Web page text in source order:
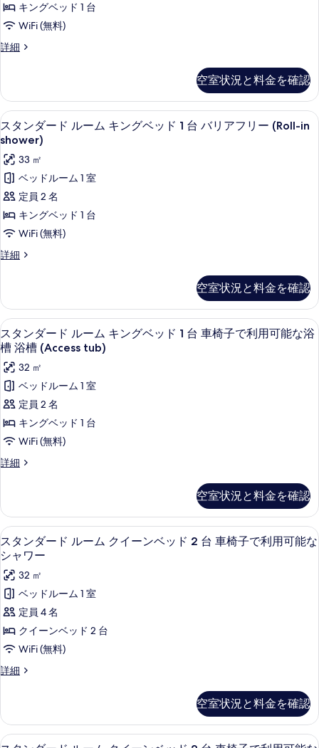
す
る
シ
テ
ィ
ー
の
す
べ
て
の
写
真
を
表
す
る
ッ
ド
台
ビ
ュ
ー
の
詳
細
ベ
ッ
ド
ー
ム
の
す
べ
て
の
写
真
を
す
る
キングベッド 1 台
WiFi (無料)
詳細
ス
1
ベ
ッ
ド
ー
ム
の
詳
細
空室状況と料金を確認
ス
タ
ン
ダ
ー
ド
ル
ー
ン
グ
ベ
ッ
ド
台
バ
リ
ア
リ
ー
(Roll-
in
shower)
の
す
べ
て
の
を
表
高級寝具、ピロートップベッド、セ
4
スタンダード ルーム キングベッド 1 台 バリアフリー (Roll-in
shower)
33 ㎡
ベッドルーム 1 室
定員 2 名
キングベッド 1 台
WiFi (無料)
詳細
ス
ー
ド
ル
ー
ム
キ
ン
グ
ベ
ッ
台
バ
フ
ー
(Roll-
in
shower)
の
詳
細
空室状況と料金を確認
ス
タ
ン
ダ
ー
ド
ル
ー
ン
グ
ベ
ッ
ド
台
車
椅
子
利
用
高級寝具、ピロートップベッド、セ
5
スタンダード ルーム キングベッド 1 台 車椅子で利用可能な浴
槽 浴槽 (Access tub)
32 ㎡
ベッドルーム 1 室
定員 2 名
キングベッド 1 台
WiFi (無料)
詳細
ス
ー
ド
ル
ー
ム
キ
ン
グ
ベ
ッ
台
車
で
用
空室状況と料金を確認
ス
タ
ン
ダ
ー
ド
ル
ー
イ
ー
高級寝具、ピロートップベッド、セ
3
スタンダード ルーム クイーンベッド 2 台 車椅子で利用可能な
シャワー
32 ㎡
ベッドルーム 1 室
定員 4 名
クイーンベッド 2 台
WiFi (無料)
詳細
ス
ー
ド
空室状況と料金を確認
ス
高級寝具、ピロートップベッド、セ